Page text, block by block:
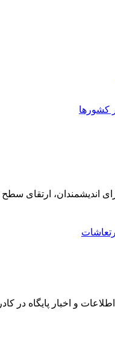
کشورها
آرای اندیشمندان،
و اخبار پايگاه در كادر